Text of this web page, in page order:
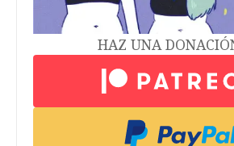
HAZ UNA